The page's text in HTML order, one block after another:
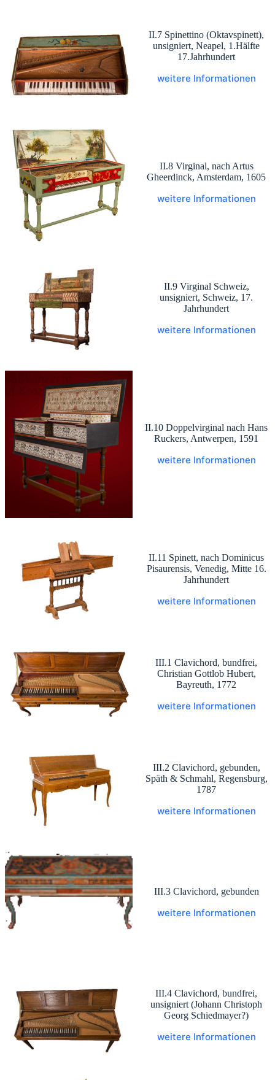
II.7 Spinettino (Oktavspinett),
unsigniert, Neapel, 1.Hälfte
17.Jahrhundert
weitere Informationen
II.8 Virginal, nach Artus
Gheerdinck, Amsterdam, 1605
weitere Informationen
II.9 Virginal Schweiz,
unsigniert, Schweiz, 17.
Jahrhundert
weitere Informationen
II.10 Doppelvirginal nach Hans
Ruckers, Antwerpen, 1591
weitere Informationen
II.11 Spinett, nach Dominicus
Pisaurensis, Venedig, Mitte 16.
Jahrhundert
weitere Informationen
III.1 Clavichord, bundfrei,
Christian Gottlob Hubert,
Bayreuth, 1772
weitere Informationen
III.2 Clavichord, gebunden,
Späth & Schmahl, Regensburg,
1787
weitere Informationen
III.3 Clavichord, gebunden
weitere Informationen
III.4 Clavichord, bundfrei,
unsigniert (Johann Christoph
Georg Schiedmayer?)
weitere Informationen